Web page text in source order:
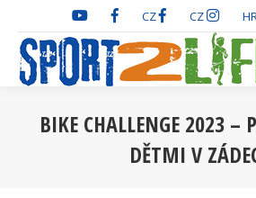
CZ CZ HR
BIKE CHALLENGE 2023 –
DĚTMI V